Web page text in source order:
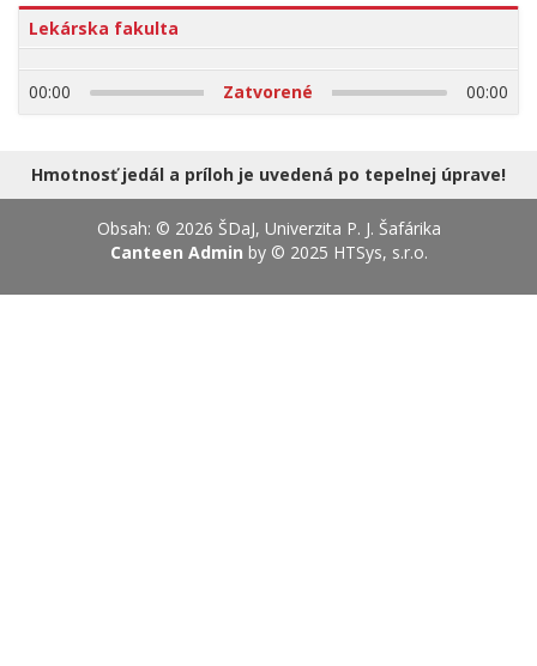
13.08.2026
Piatok
14.08.2026
Pondelok
Lekárska fakulta
00:00 Zatvorené 00:00
Hmotnosť jedál a príloh je uvedená po tepelnej úprave!
Obsah: © 2026 ŠDaJ, Univerzita P. J. Šafárika
Canteen Admin by © 2025 HTSys, s.r.o.